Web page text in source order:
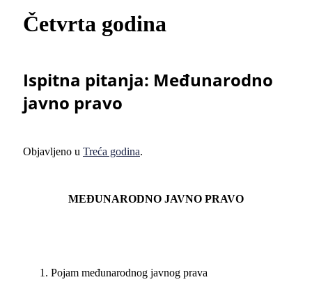
Četvrta godina
Ispitna pitanja: Međunarodno
javno pravo
Objavljeno u Treća godina.
MEĐUNARODNO JAVNO PRAVO
Pojam međunarodnog javnog prava